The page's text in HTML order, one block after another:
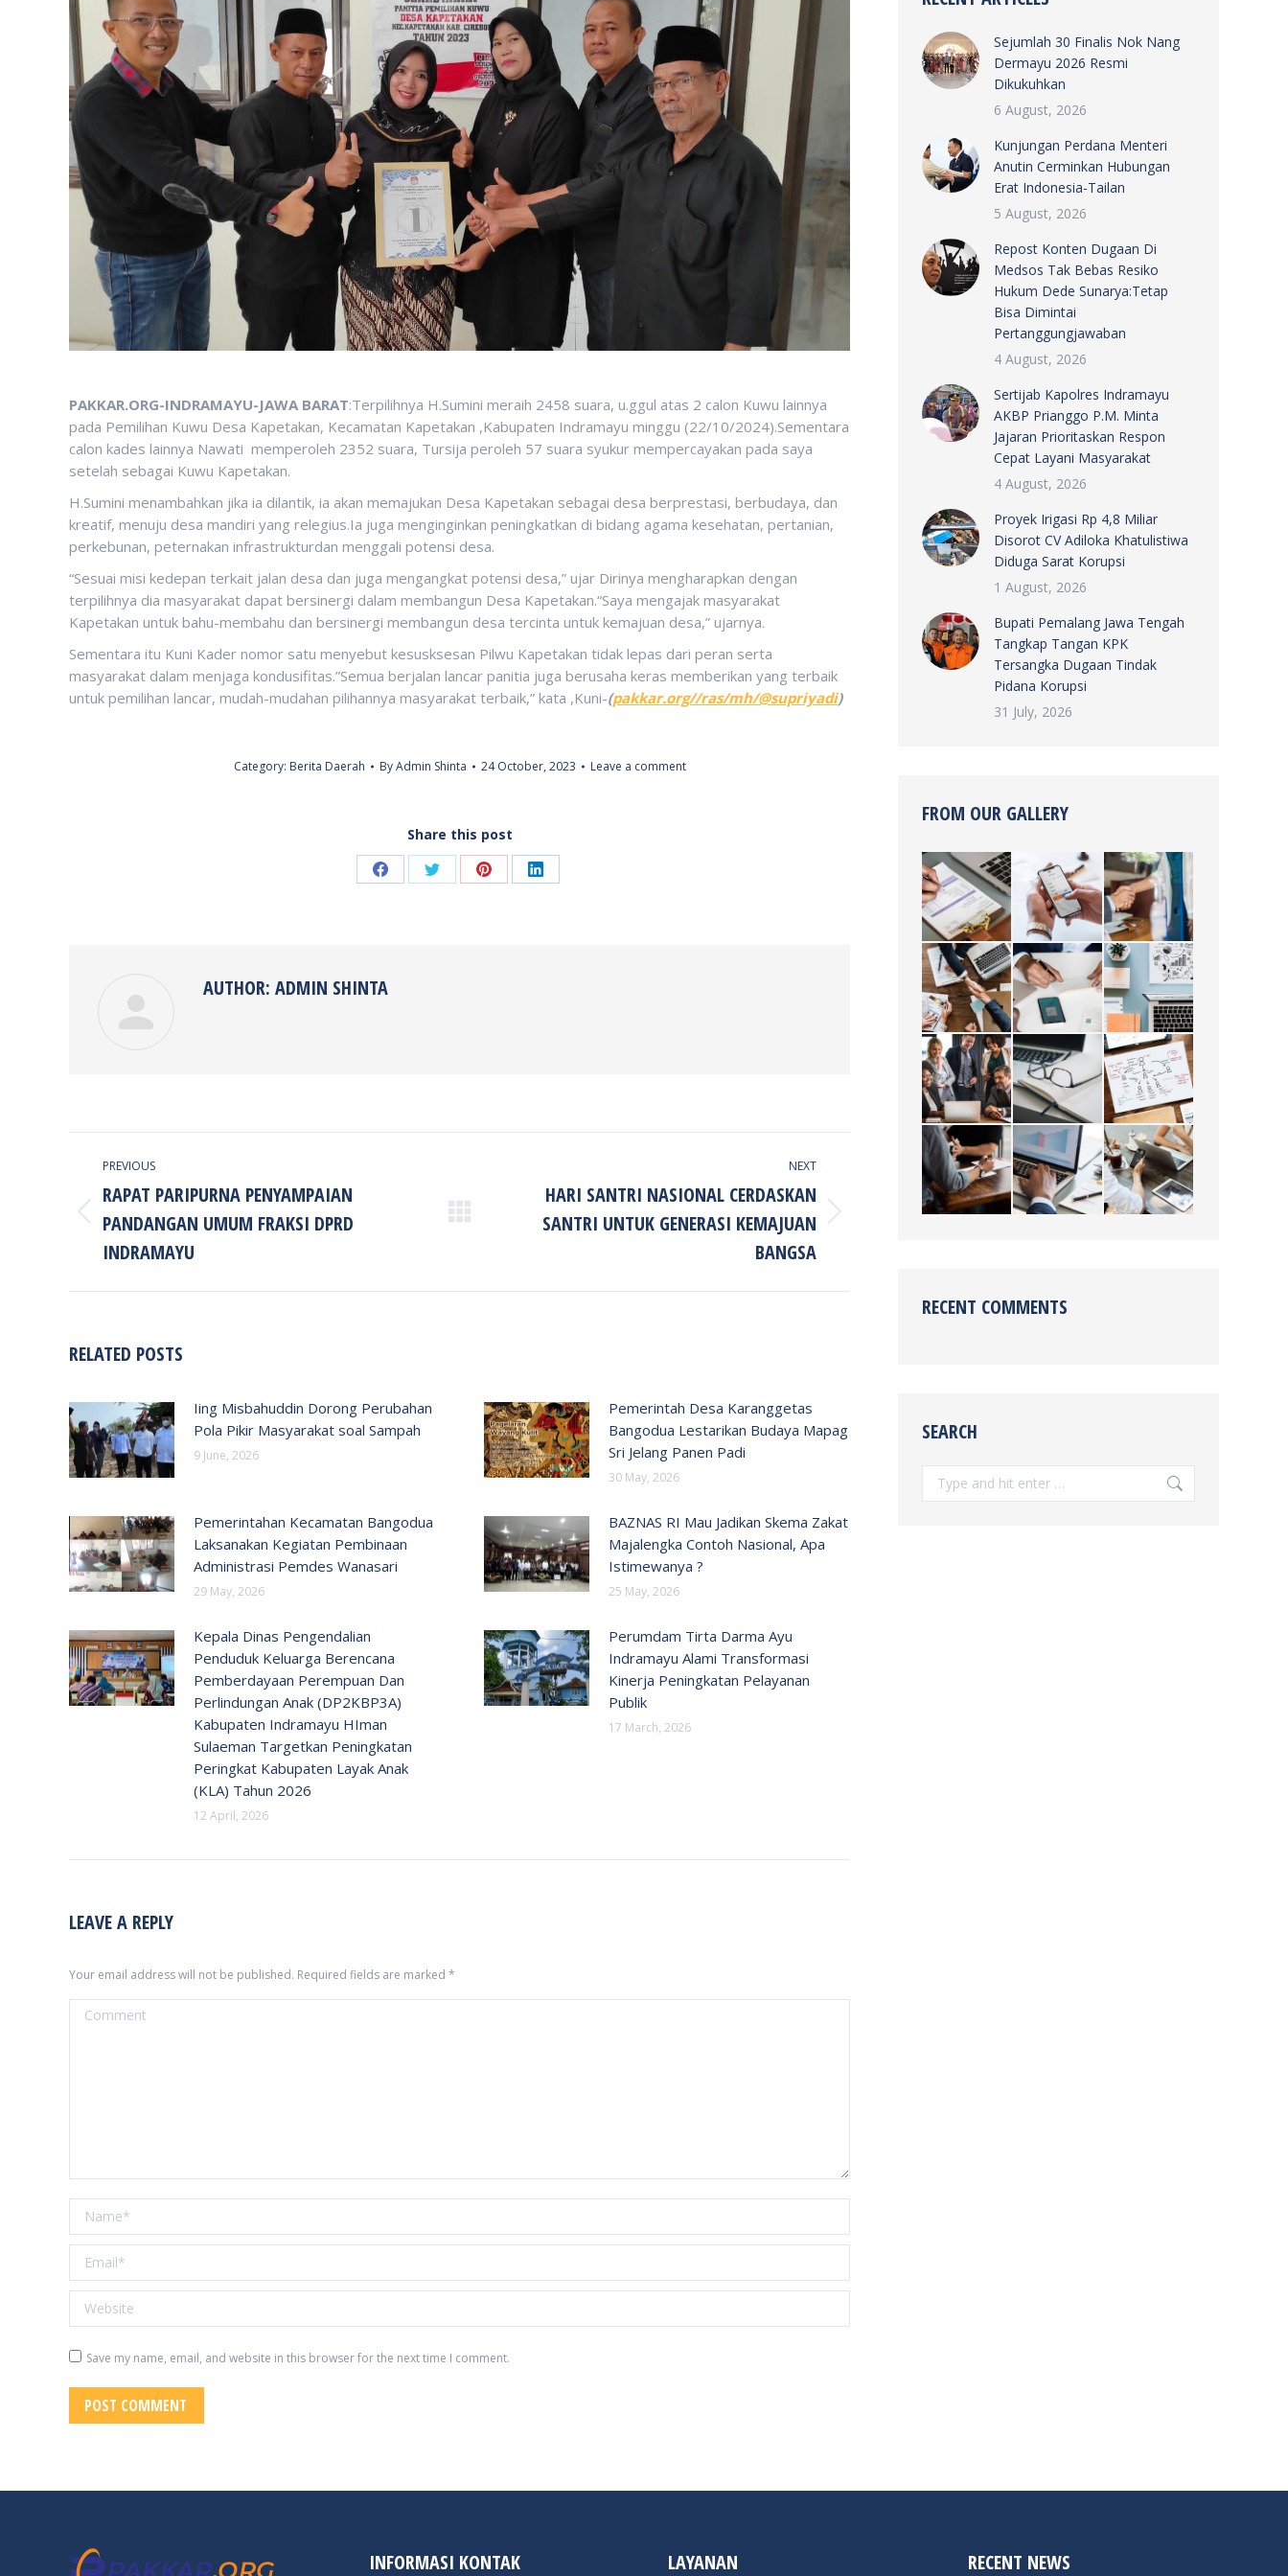
PAKKAR.ORG-INDRAMAYU-JAWA BARAT:Terpilihnya H.Sumini meraih 2458 suara, u.ggul atas 2 calon Kuwu lainnya
pada Pemilihan Kuwu Desa Kapetakan, Kecamatan Kapetakan ,Kabupaten Indramayu minggu (22/10/2024).Sementara
calon kades lainnya Nawati memperoleh 2352 suara, Tursija peroleh 57 suara syukur mempercayakan pada saya
setelah sebagai Kuwu Kapetakan.
H.Sumini menambahkan jika ia dilantik, ia akan memajukan Desa Kapetakan sebagai desa berprestasi, berbudaya, dan
kreatif, menuju desa mandiri yang relegius.Ia juga menginginkan peningkatkan di bidang agama kesehatan, pertanian,
perkebunan, peternakan infrastrukturdan menggali potensi desa.
“Sesuai misi kedepan terkait jalan desa dan juga mengangkat potensi desa,” ujar Dirinya mengharapkan dengan
terpilihnya dia masyarakat dapat bersinergi dalam membangun Desa Kapetakan.“Saya mengajak masyarakat
Kapetakan untuk bahu-membahu dan bersinergi membangun desa tercinta untuk kemajuan desa,” ujarnya.
Sementara itu Kuni Kader nomor satu menyebut kesusksesan Pilwu Kapetakan tidak lepas dari peran serta
masyarakat dalam menjaga kondusifitas.”Semua berjalan lancar panitia juga berusaha keras memberikan yang terbaik
untuk pemilihan lancar, mudah-mudahan pilihannya masyarakat terbaik,” kata ,Kuni-(pakkar.org//ras/mh/@supriyadi)
Category: Berita Daerah ByAdmin Shinta 24 October, 2023 Leave a comment
Share this post
Share Share Share Share
AUTHOR: ADMIN SHINTA
NAVIGATION
PREVIOUS
Previous
post:
RAPAT PARIPURNA PENYAMPAIAN
PANDANGAN UMUM FRAKSI DPRD
INDRAMAYU
NEXT
HARI SANTRI NASIONAL CERDASKAN
SANTRI UNTUK GENERASI KEMAJUAN
BANGSA
RELATED POSTS
Iing Misbahuddin Dorong Perubahan
Pola Pikir Masyarakat soal Sampah
9 June, 2026
Pemerintah Desa Karanggetas
Bangodua Lestarikan Budaya Mapag
Sri Jelang Panen Padi
30 May, 2026
Pemerintahan Kecamatan Bangodua
Laksanakan Kegiatan Pembinaan
Administrasi Pemdes Wanasari
29 May, 2026
BAZNAS RI Mau Jadikan Skema Zakat
Majalengka Contoh Nasional, Apa
Istimewanya ?
25 May, 2026
Kepala Dinas Pengendalian
Penduduk Keluarga Berencana
Pemberdayaan Perempuan Dan
Perlindungan Anak (DP2KBP3A)
Kabupaten Indramayu HIman
Sulaeman Targetkan Peningkatan
Peringkat Kabupaten Layak Anak
(KLA) Tahun 2026
12 April, 2026
Perumdam Tirta Darma Ayu
Indramayu Alami Transformasi
Kinerja Peningkatan Pelayanan
Publik
17 March, 2026
LEAVE A REPLY
Your email address will not be published. Required fields are marked *
Comment
Name *
Email *
Website
Save my name, email, and website in this browser for the next time I comment.
POST COMMENT
Sejumlah 30 Finalis Nok Nang
Dermayu 2026 Resmi
Dikukuhkan
6 August, 2026
Kunjungan Perdana Menteri
Anutin Cerminkan Hubungan
Erat Indonesia-Tailan
5 August, 2026
Repost Konten Dugaan Di
Medsos Tak Bebas Resiko
Hukum Dede Sunarya:Tetap
Bisa Dimintai
Pertanggungjawaban
4 August, 2026
Sertijab Kapolres Indramayu
AKBP Prianggo P.M. Minta
Jajaran Prioritaskan Respon
Cepat Layani Masyarakat
4 August, 2026
Proyek Irigasi Rp 4,8 Miliar
Disorot CV Adiloka Khatulistiwa
Diduga Sarat Korupsi
1 August, 2026
Bupati Pemalang Jawa Tengah
Tangkap Tangan KPK
Tersangka Dugaan Tindak
Pidana Korupsi
31 July, 2026
FROM OUR GALLERY
RECENT COMMENTS
SEARCH
Search:
INFORMASI KONTAK LAYANAN RECENT NEWS